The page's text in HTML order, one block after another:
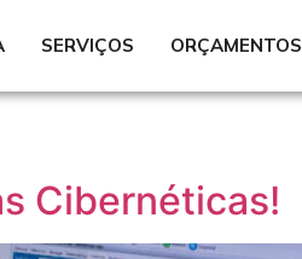
SERVIÇOS ORÇAMENTOS
Cibernéticas!